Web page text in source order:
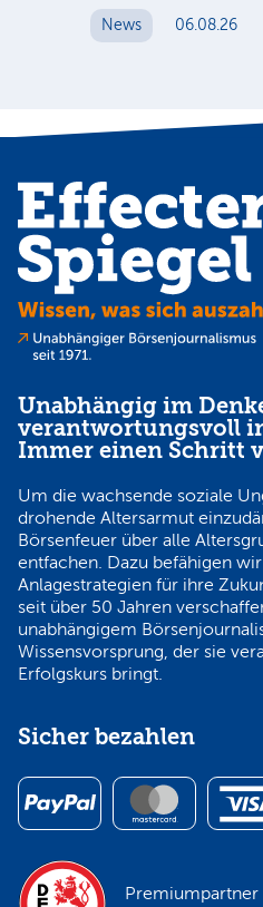
News 06.08.26
Unabhängig im
verantwortungsvoll
Immer einen Schritt
Um die wachsende soziale
drohende Altersarmut
Börsenfeuer über alle
entfachen. Dazu befähigen
Anlagestrategien für ihre
seit über 50 Jahren
unabhängigem
Wissensvorsprung, der sie
Erfolgskurs bringt.
Sicher bezahlen
Premiumpartner